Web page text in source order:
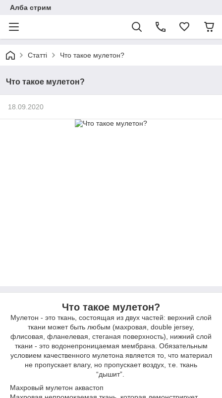
Алба стрим
Статті Что такое мулетон?
Что такое мулетон?
18.09.2020
Что такое мулетон?
Мулетон - это ткань, состоящая из двух частей: верхний слой
ткани может быть любым (махровая, double jersey,
флисовая, фланелевая, стеганая поверхность), нижний слой
ткани - это водонепроницаемая мембрана. Обязательным
условием качественного мулетона является то, что материал
не пропускает влагу, но пропускает воздух, т.е. ткань
“дышит”.
Махровый мулетон аквастоп